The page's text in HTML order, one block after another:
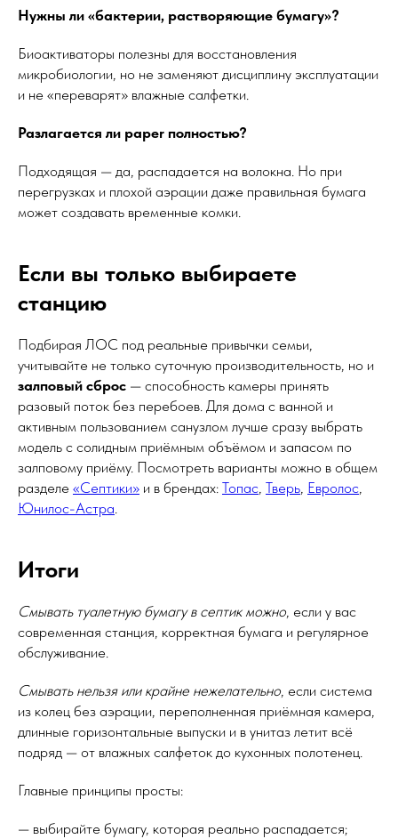
Нужны ли «бактерии, растворяющие бумагу»?
Биоактиваторы полезны для восстановления
микробиологии, но не заменяют дисциплину эксплуатации
и не «переварят» влажные салфетки.
Разлагается ли paper полностью?
Подходящая — да, распадается на волокна. Но при
перегрузках и плохой аэрации даже правильная бумага
может создавать временные комки.
Если вы только выбираете
станцию
Подбирая ЛОС под реальные привычки семьи,
учитывайте не только суточную производительность, но и
залповый сброс — способность камеры принять
разовый поток без перебоев. Для дома с ванной и
активным пользованием санузлом лучше сразу выбрать
модель с солидным приёмным объёмом и запасом по
залповому приёму. Посмотреть варианты можно в общем
разделе «Септики» и в брендах: Топас, Тверь, Евролос,
Юнилос-Астра.
Итоги
Смывать туалетную бумагу в септик можно, если у вас
современная станция, корректная бумага и регулярное
обслуживание.
Смывать нельзя или крайне нежелательно, если система
из колец без аэрации, переполненная приёмная камера,
длинные горизонтальные выпуски и в унитаз летит всё
подряд — от влажных салфеток до кухонных полотенец.
Главные принципы просты:
— выбирайте бумагу, которая реально распадается;